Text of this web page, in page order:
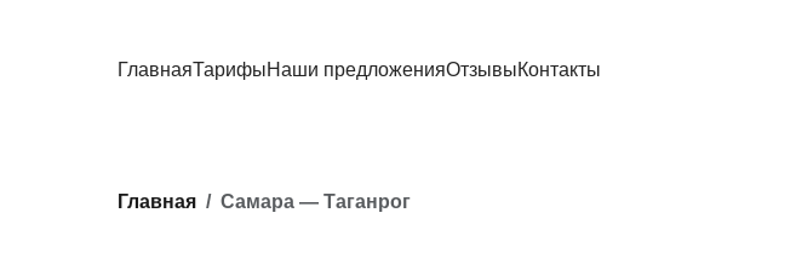
ГлавнаяТарифыНаши предложенияОтзывыКонтакты
Главная Самара — Таганрог